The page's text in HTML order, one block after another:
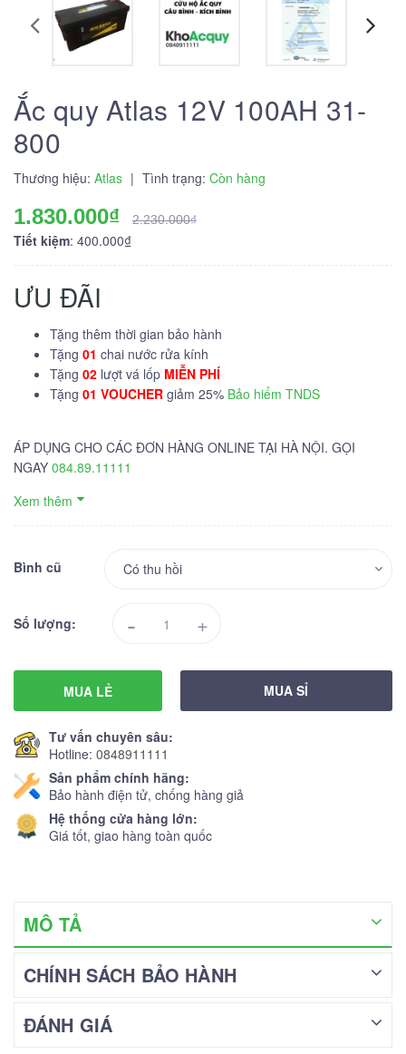
Ắc quy Atlas 12V 100AH 31-
800
Thương hiệu: Atlas | Tình trạng: Còn hàng
1.830.000₫ 2.230.000₫
Tiết kiệm: 400.000₫
ƯU ĐÃI
Tặng thêm thời gian bảo hành
Tặng 01 chai nước rửa kính
Tặng 02 lượt vá lốp MIỄN PHÍ
Tặng 01 VOUCHER giảm 25% Bảo hiểm TNDS
ÁP DỤNG CHO CÁC ĐƠN HÀNG ONLINE TẠI HÀ NỘI. GỌI
NGAY 084.89.11111
Xem thêm
Bình cũ
Số lượng: - +
MUA LẺ MUA SỈ
Tư vấn chuyên sâu:
Hotline: 0848911111
Sản phẩm chính hãng:
Bảo hành điện tử, chống hàng giả
Hệ thống cửa hàng lớn:
Giá tốt, giao hàng toàn quốc
MÔ TẢ
CHÍNH SÁCH BẢO HÀNH
ĐÁNH GIÁ